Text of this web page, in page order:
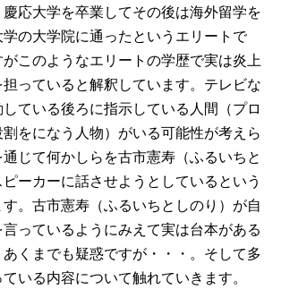
応大学を卒業してその後は海外留学を
学の大学院に通ったというエリートで
このようなエリートの学歴で実は炎上
っていると解釈しています。テレビな
ている後ろに指示している人間（プロ
をになう人物）がいる可能性が考えら
じて何かしらを古市憲寿（ふるいちと
ーカーに話させようとしているという
。古市憲寿（ふるいちとしのり）が自
っているようにみえて実は台本がある
くまでも疑惑ですが・・・。そして多
いる内容について触れていきます。